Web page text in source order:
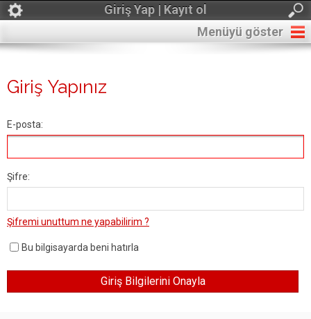
Giriş Yap | Kayıt ol
Menüyü göster
Giriş Yapınız
E-posta:
Şifre:
Şifremi unuttum ne yapabilirim ?
Bu bilgisayarda beni hatırla